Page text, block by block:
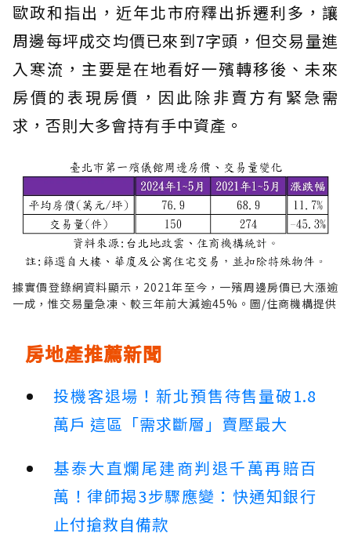
歐政和指出，近年北市府釋出拆遷利多，讓
周邊每坪成交均價已來到7字頭，但交易量進
入寒流，主要是在地看好一殯轉移後、未來
房價的表現房價，因此除非賣方有緊急需
求，否則大多會持有手中資產。
據實價登錄網資料顯示，2021年至今，一殯周邊房價已大漲逾
一成，惟交易量急凍、較三年前大減逾45%。圖/住商機構提供
房地產推薦新聞
投機客退場！新北預售待售量破1.8
萬戶 這區「需求斷層」賣壓最大
基泰大直爛尾建商判退千萬再賠百
萬！律師揭3步驟應變：快通知銀行
止付搶救自備款